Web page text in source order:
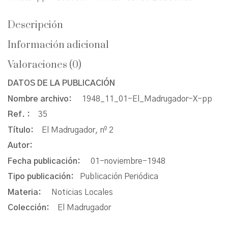
Descripción
Información adicional
Valoraciones (0)
DATOS DE LA PUBLICACIÓN
Nombre archivo:
1948_11_01-El_Madrugador-X-pp
Ref. : 35
Título:
El Madrugador, nº 2
Autor:
Fecha publicación: 01-noviembre-1948
Tipo publicación:
Publicación Periódica
Materia:
Noticias Locales
Colección:
El Madrugador